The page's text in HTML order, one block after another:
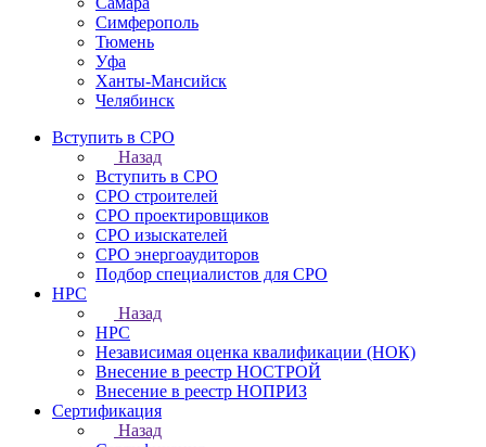
Симферополь
Тюмень
Уфа
Ханты-Мансийск
Челябинск
Вступить в СРО
Назад
Вступить в СРО
СРО строителей
СРО проектировщиков
СРО изыскателей
СРО энергоаудиторов
Подбор специалистов для СРО
НРС
Назад
НРС
Независимая оценка квалификации (НОК)
Внесение в реестр НОСТРОЙ
Внесение в реестр НОПРИЗ
Сертификация
Назад